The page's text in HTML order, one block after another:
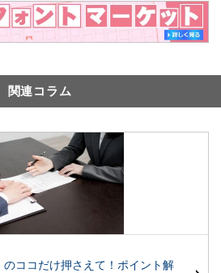
関連コラム
ココだけ押さえて！ポイント解